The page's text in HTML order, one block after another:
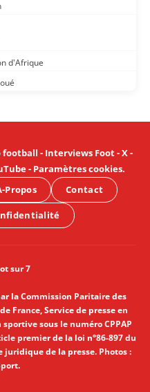
d'Afrique
football - Interviews Foot-X-
- Paramètres cookies.
Propos Contact
sur 7
la Commission Paritaire des
France, Service de presse en
sous le numéro CPPAP
premier de la loi n°86-897 du
juridique de la presse. Photos :